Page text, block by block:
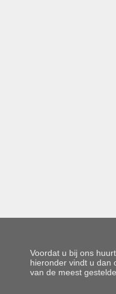
Voordat u bij ons
hieronder vindt u dan
van de meest